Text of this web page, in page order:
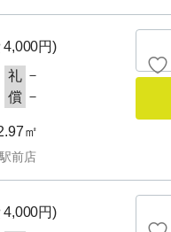
4,000円)
礼 －
償 －
㎡
前店
4,000円)